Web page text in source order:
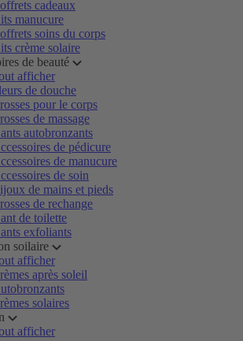
cadeaux
manucure
soins du corps
crème solaire
de beauté
afficher
de douche
pour le corps
de massage
autobronzants
de pédicure
de manucure
de soin
de mains et pieds
de rechange
de toilette
exfoliants
soilaire
afficher
après soleil
solaires
afficher